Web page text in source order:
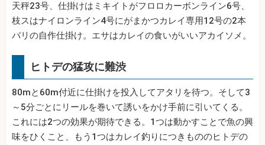
天秤23号、仕掛けはミキイトがフロロカーボンライン6号、
枝スはナイロンライン4号にがまかつカレイ専用12号の2本
バリの自作仕掛け。エサはカレイの食いがいいアカイソメ。
ヒトデの猛攻に難渋
80mと60m付近に仕掛けを投入してアタリを待つ。そして3
～5分ごとにリールを巻いて誘いをかけ手前に引いてくる。
これには2つの効果が期待できる。1つは動かすことで魚の興
味をひくこと、もう1つはカレイ釣りにつきもののヒトデの